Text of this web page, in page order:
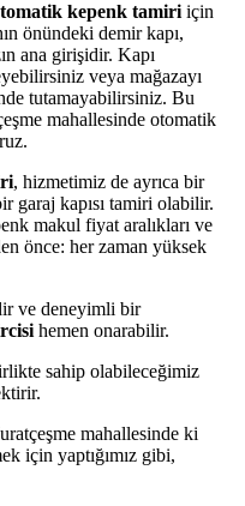
kepenk tamiri için
önündeki demir kapı,
ana girişidir. Kapı
veya mağazayı
tutamayabilirsiniz. Bu
mahallesinde otomatik
, hizmetimiz de ayrıca bir
garaj kapısı tamiri olabilir.
makul fiyat aralıkları ve
önce: her zaman yüksek
ve deneyimli bir
hemen onarabilir.
sahip olabileceğimiz
mahallesinde ki
için yaptığımız gibi,